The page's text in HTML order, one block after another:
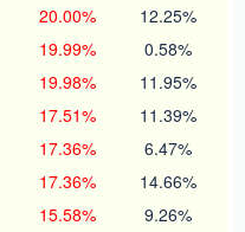
20.00% 12.25%
19.99% 0.58%
19.98% 11.95%
17.51% 11.39%
17.36% 6.47%
17.36% 14.66%
15.58% 9.26%